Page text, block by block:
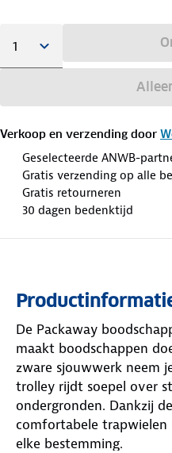
Verkoop en verzending door
Geselecteerde ANWB-
Gratis verzending op alle
Gratis retourneren
30 dagen bedenktijd
De Packaway
maakt boodschappen
zware sjouwwerk neem
trolley rijdt soepel over
ondergronden. Dankzij
comfortabele
elke bestemming.